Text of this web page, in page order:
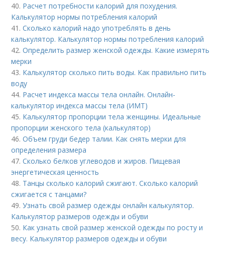
40. Расчет потребности калорий для похудения.
Калькулятор нормы потребления калорий
41.Сколько калорий надо употреблять в день
калькулятор. Калькулятор нормы потребления калорий
42.Определить размер женской одежды. Какие измерять
мерки
43. Калькулятор сколько пить воды. Как правильно пить
воду
44. Расчет индекса массы тела онлайн. Онлайн-
калькулятор индекса массы тела (ИМТ)
45. Калькулятор пропорции тела женщины. Идеальные
пропорции женского тела (калькулятор)
46.Объем груди бедер талии. Как снять мерки для
определения размера
47.Сколько белков углеводов и жиров. Пищевая
энергетическая ценность
48. Танцы сколько калорий сжигают. Сколько калорий
сжигается с танцами?
49.Узнать свой размер одежды онлайн калькулятор.
Калькулятор размеров одежды и обуви
50. Как узнать свой размер женской одежды по росту и
весу. Калькулятор размеров одежды и обуви